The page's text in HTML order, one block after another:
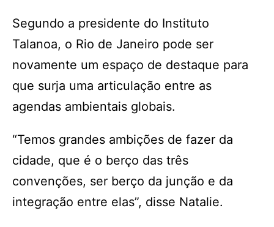
Segundo a presidente do Instituto
Talanoa, o Rio de Janeiro pode ser
novamente um espaço de destaque para
que surja uma articulação entre as
agendas ambientais globais.
“Temos grandes ambições de fazer da
cidade, que é o berço das três
convenções, ser berço da junção e da
integração entre elas”, disse Natalie.